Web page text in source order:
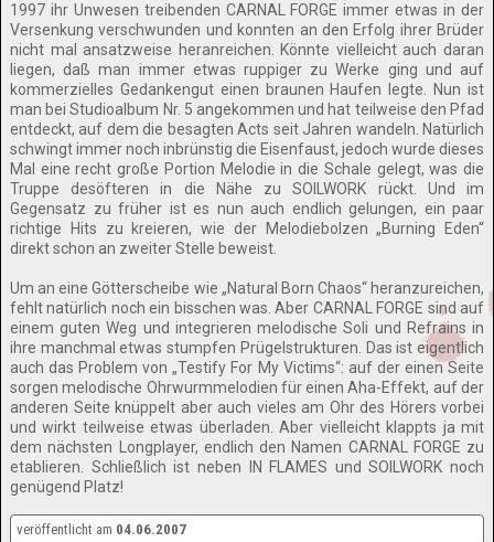
1997 ihr Unwesen treibenden CARNAL FORGE immer etwas in der
Versenkung verschwunden und konnten an den Erfolg ihrer Brüder
nicht mal ansatzweise heranreichen. Könnte vielleicht auch daran
liegen, daß man immer etwas ruppiger zu Werke ging und auf
kommerzielles Gedankengut einen braunen Haufen legte. Nun ist
man bei Studioalbum Nr. 5 angekommen und hat teilweise den Pfad
entdeckt, auf dem die besagten Acts seit Jahren wandeln. Natürlich
schwingt immer noch inbrünstig die Eisenfaust, jedoch wurde dieses
Mal eine recht große Portion Melodie in die Schale gelegt, was die
Truppe desöfteren in die Nähe zu SOILWORK rückt. Und im
Gegensatz zu früher ist es nun auch endlich gelungen, ein paar
richtige Hits zu kreieren, wie der Melodiebolzen „Burning Eden“
direkt schon an zweiter Stelle beweist.
Um an eine Götterscheibe wie „Natural Born Chaos“ heranzureichen,
fehlt natürlich noch ein bisschen was. Aber CARNAL FORGE sind auf
einem guten Weg und integrieren melodische Soli und Refrains in
ihre manchmal etwas stumpfen Prügelstrukturen. Das ist eigentlich
auch das Problem von „Testify For My Victims“: auf der einen Seite
sorgen melodische Ohrwurmmelodien für einen Aha-Effekt, auf der
anderen Seite knüppelt aber auch vieles am Ohr des Hörers vorbei
und wirkt teilweise etwas überladen. Aber vielleicht klappts ja mit
dem nächsten Longplayer, endlich den Namen CARNAL FORGE zu
etablieren. Schließlich ist neben IN FLAMES und SOILWORK noch
genügend Platz!
veröffentlicht am 04.06.2007